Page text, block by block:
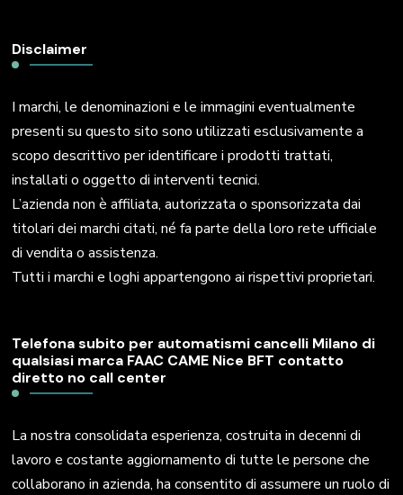
Disclaimer
I marchi, le denominazioni e le immagini eventualmente
presenti su questo sito sono utilizzati esclusivamente a
scopo descrittivo per identificare i prodotti trattati,
installati o oggetto di interventi tecnici.
L’azienda non è affiliata, autorizzata o sponsorizzata dai
titolari dei marchi citati, né fa parte della loro rete ufficiale
di vendita o assistenza.
Tutti i marchi e loghi appartengono ai rispettivi proprietari.
Telefona subito per automatismi cancelli Milano di
qualsiasi marca FAAC CAME Nice BFT contatto
diretto no call center
La nostra consolidata esperienza, costruita in decenni di
lavoro e costante aggiornamento di tutte le persone che
collaborano in azienda, ha consentito di assumere un ruolo di